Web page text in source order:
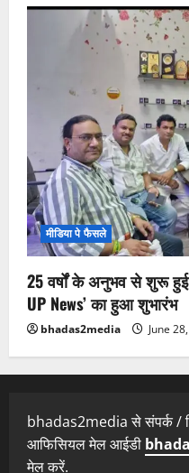
मीडिया पे फैसले
25 वर्षों के अनुभव से शुरू
UP News’ का हुआ शुभारंभ
bhadas2media June
bhadas2media से संपर्क /
आफिसियल मेल आईडी
मेल करें.